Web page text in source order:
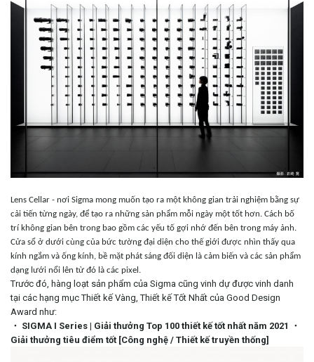
Lens Cellar - nơi Sigma mong muốn tạo ra một không gian trải nghiệm bằng sự
cải tiến từng ngày, để tạo ra những sản phẩm mỗi ngày một tốt hơn. Cách bố
trí không gian bên trong bao gồm các yếu tố gợi nhớ đến bên trong máy ảnh.
Cửa sổ ở dưới cùng của bức tường đại diện cho thế giới được nhìn thấy qua
kính ngắm và ống kính, bề mặt phát sáng đối diện là cảm biến và các sản phẩm
dạng lưới nổi lên từ đó là các pixel.
Trước đó, hàng loạt sản phẩm của Sigma cũng vinh dự được vinh danh
tại các hạng mục Thiết kế Vàng, Thiết kế Tốt Nhất của Good Design
Award như:
・ SIGMA I Series | Giải thưởng Top 100 thiết kế tốt nhất năm 2021 ・
Giải thưởng tiêu điểm tốt [Công nghệ / Thiết kế truyền thống]